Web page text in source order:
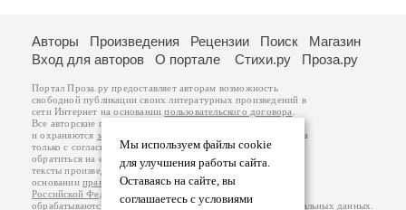
Мы используем файлы cookie
для улучшения работы сайта.
Оставаясь на сайте, вы
соглашаетесь с условиями
Авторы Произведения Рецензии Поиск
Магазин
Вход для авторов
О портале Стихи.ру Проза.ру
Портал Проза.ру предоставляет авторам возможность
свободной публикации своих литературных произведений в
сети Интернет на основаниипользовательского договора
Все авторские права на произведения принадлежат авторам
и охраняются законом
. Перепечатка произведений возможна
только с согласия его автора, к которому вы можете
обратиться на его авторской странице. Ответственность за
тексты произведений авторы несут самостоятельно на
основанииправил публикацииизаконодательства
Российской Федерации
обрабатываются на основанииПолитики обработки персональных данных